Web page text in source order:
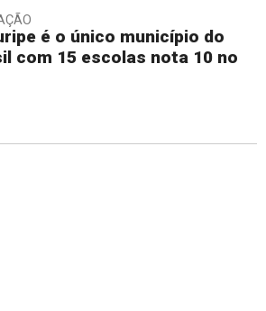
é o único município do
com 15 escolas nota 10 no